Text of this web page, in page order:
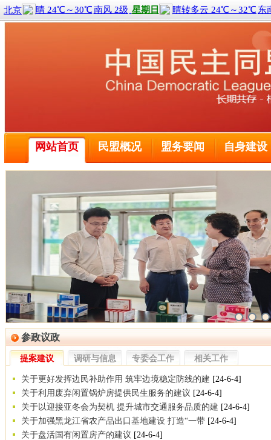
网站首页 民盟概况 盟务要闻 自身建设
民盟中央关于学习贯彻十四届全国人大二次会议和全国政
民盟哈尔滨工业大学委员会主委刘京获得国际建筑性能模
民盟黑龙江省委会主委钱福永当选黑龙江省政协副主席
民盟中央关于开展“不忘合作初心，继续携手前进”主题
民盟中央关于学习贯彻十三届全国人大二次会议和全国政
喜报！2名黑龙江盟员荣获全国三八红旗手称号
全球前2%顶尖科学家榜单公布 民盟哈尔滨工程大学委
民盟中央关于学习贯彻十四届全国人大二次会议和全国政
民盟哈尔滨工业大学委员会主委刘京获得国际建筑性能模
民盟黑龙江省委会主委钱福永当选黑龙江省政协副主席
民盟黑龙江省信息中心委员会主委陈霖任鸡西市副市长
民盟中央关于开展“不忘合作初心，继续携手前进”主题
民盟中央关于学习贯彻十三届全国人大二次会议和全国政
参政议政
提案建议 调研与信息 专委会工作 相关工作
关于更好发挥边民补助作用 筑牢边境稳定防线的建 [24-6-4]
关于利用废弃闲置锅炉房提供民生服务的建议 [24-6-4]
关于以迎接亚冬会为契机 提升城市交通服务品质的建 [24-6-4]
关于加强黑龙江省农产品出口基地建设 打造“一带 [24-6-4]
关于盘活国有闲置房产的建议 [24-6-4]